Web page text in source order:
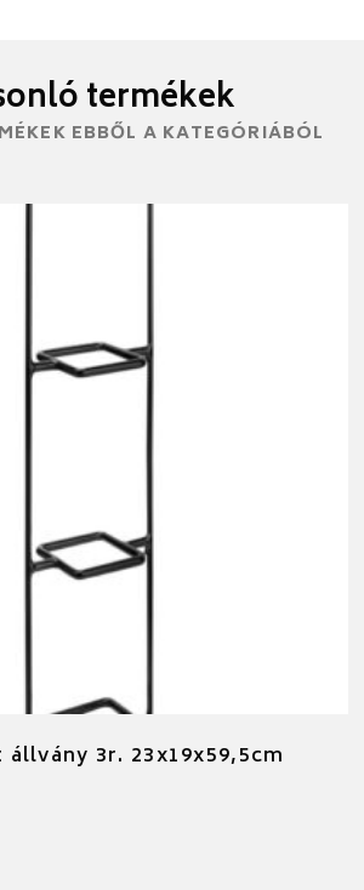
termékek
EBBŐL A KATEGÓRIÁBÓL
3r. 23x19x59,5cm